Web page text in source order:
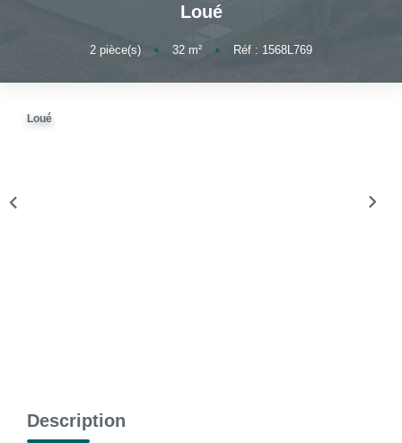
Nos Biens Vendus
FAIRE GÉRER
Loué
2 pièce(s) • 32 m² • Réf : 1568L769
Loué
Description